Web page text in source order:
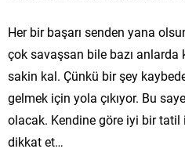
Her bir başarı senden yana
çok savaşsan bile bazı anlarda
sakin kal. Çünkü bir şey
gelmek için yola çıkıyor. Bu
olacak. Kendine göre iyi bir tatil
dikkat et…